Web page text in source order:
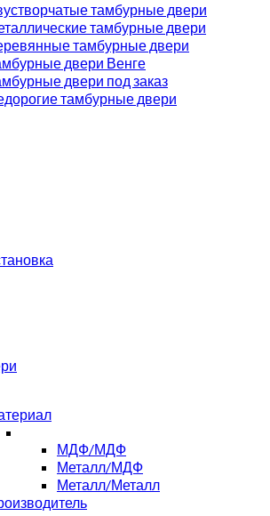
тамбурные двери
тамбурные двери
тамбурные двери
двери Венге
двери под заказ
тамбурные двери
МДФ/МДФ
Металл/МДФ
Металл/Металл